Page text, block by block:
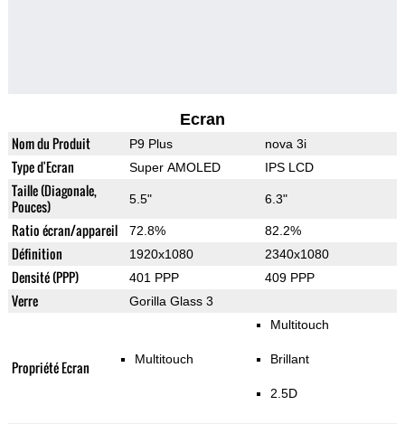
Ecran
Nom du Produit P9 Plus nova 3i
Type d'Ecran Super AMOLED IPS LCD
Taille (Diagonale,
Pouces)
5.5" 6.3"
Ratio écran/appareil 72.8% 82.2%
Définition 1920x1080 2340x1080
Densité (PPP) 401 PPP 409 PPP
Verre Gorilla Glass 3
Propriété Ecran Multitouch
Multitouch
Brillant
2.5D